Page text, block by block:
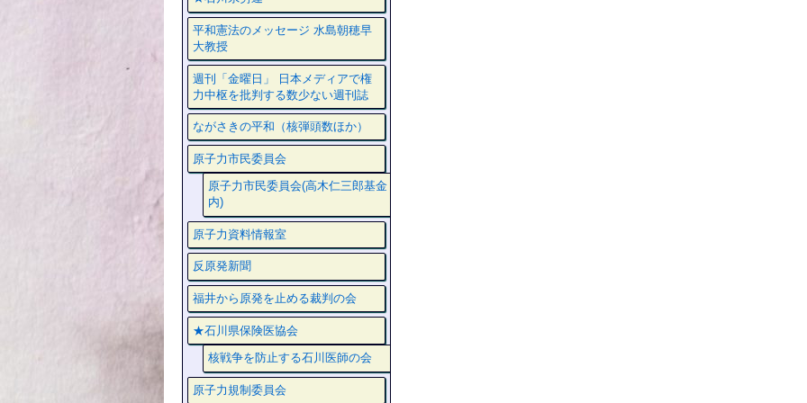
平和憲法のメッセージ 水島朝穂早
大教授
週刊「金曜日」 日本メディアで権
力中枢を批判する数少ない週刊誌
ながさきの平和（核弾頭数ほか）
原子力市民委員会
原子力市民委員会(高木仁三郎基金
内)
原子力資料情報室
反原発新聞
福井から原発を止める裁判の会
★石川県保険医協会
核戦争を防止する石川医師の会
原子力規制委員会